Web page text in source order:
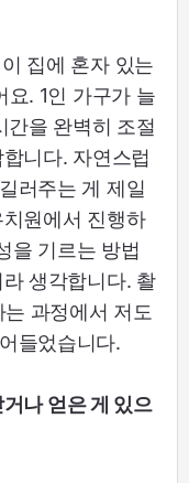
집에 혼자 있는
. 1인 가구가 늘
간을 완벽히 조절
니다. 자연스럽
러주는 게 제일
원에서 진행하
을 기르는 방법
생각합니다. 촬
는 과정에서 저도
들었습니다.
나 얻은 게 있으